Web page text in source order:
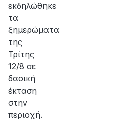
εκδηλώθηκε
τα
ξημερώματα
της
Τρίτης
12/8 σε
δασική
έκταση
στην
περιοχή.